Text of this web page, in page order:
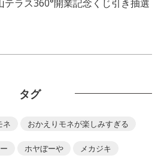
テラス360°開業記念くじ引き抽選
タグ
ネ おかえりモネが楽しみすぎる
ホヤぼーや メカジキ